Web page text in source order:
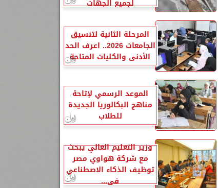
لجميع الجهات
المرحلة الثانية لتنسيق
الجامعات 2026.. اعرف الحد
الأدنى والكليات المتاحة
الموعد الرسمي لإتاحة
مناهج البكالوريا الجديدة
للطلاب
وزير التعليم العالي يبحث
مع شركة هواوي مصر
توظيف الذكاء الاصطناعي
في...